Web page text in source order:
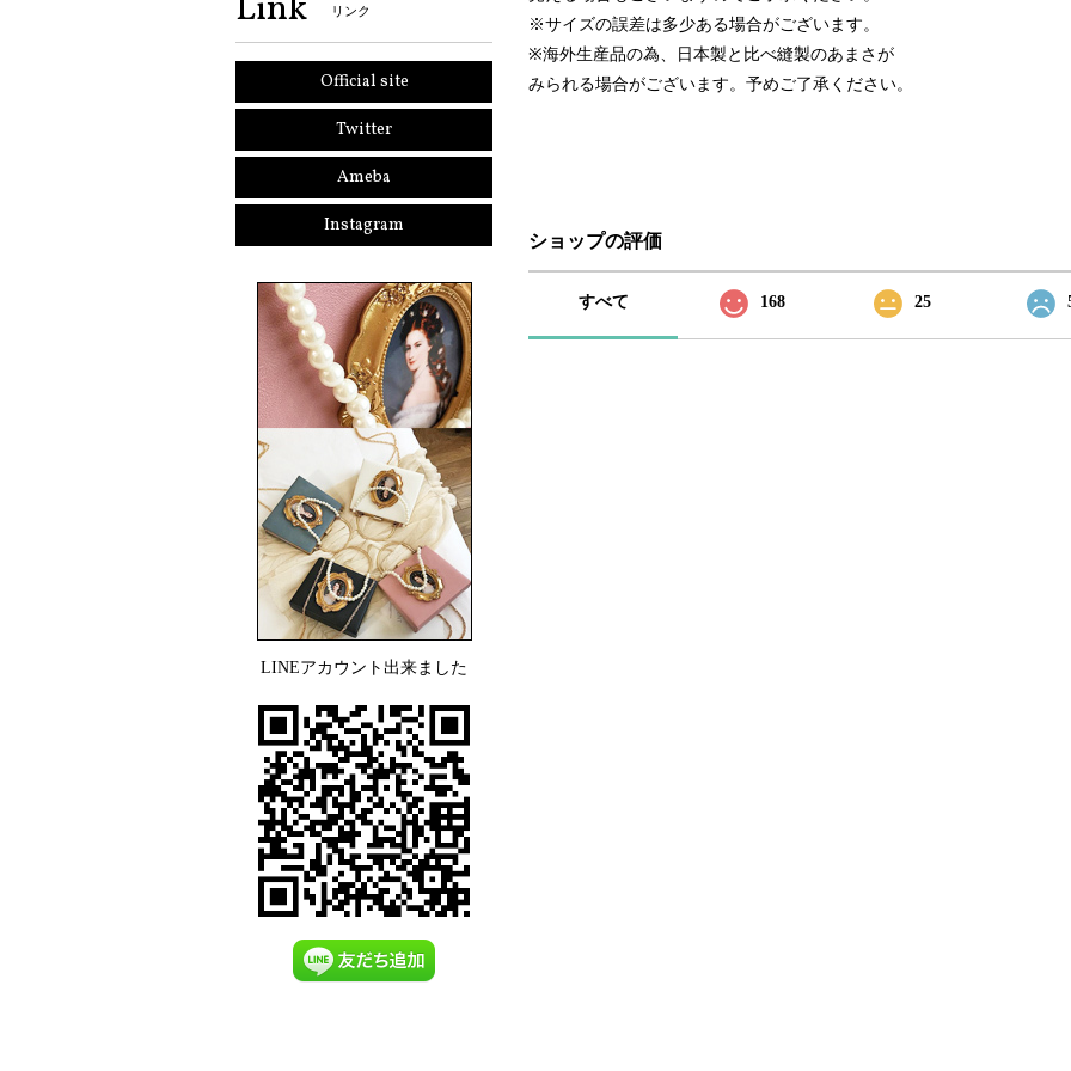
※サイズの誤差は多少ある場合がございます。
※海外生産品の為、日本製と比べ縫製のあまさが
みられる場合がございます。予めご了承ください。
ショップの評価
すべて 168 25
リンク
Official site
Twitter
Ameba
Instagram
LINEアカウント出来ました